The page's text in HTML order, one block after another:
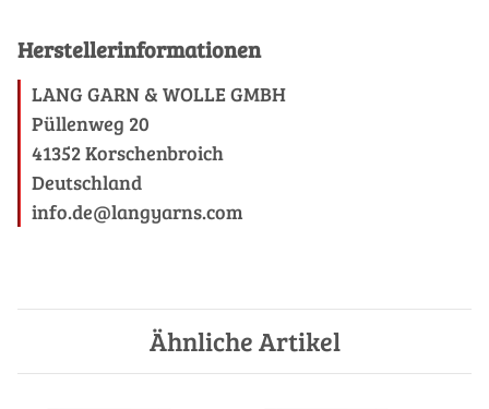
Herstellerinformationen
LANG GARN & WOLLE GMBH
Püllenweg 20
41352 Korschenbroich
Deutschland
info.de@langyarns.com
Ähnliche Artikel